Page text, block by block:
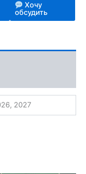
Хочу
обсудить
2027